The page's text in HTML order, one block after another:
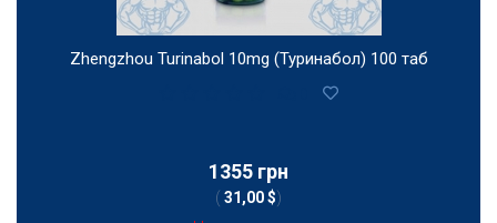
Zhengzhou Turinabol 10mg (Туринабол) 100 таб
1355 грн
( 31,00 $)